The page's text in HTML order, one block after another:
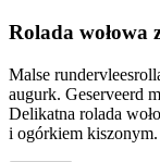
Rolada wołowa
Malse
augurk. Geserveerd
Delikatna rolada
i ogórkiem